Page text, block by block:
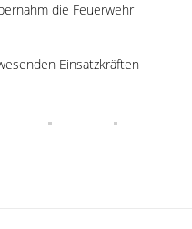
die Feuerwehr
Einsatzkräften